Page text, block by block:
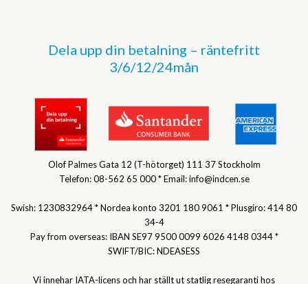
Dela upp din betalning – räntefritt
3/6/12/24mån
Olof Palmes Gata 12 (T-hötorget) 111 37 Stockholm
Telefon: 08-562 65 000 * Email: info@indcen.se
Swish: 1230832964 * Nordea konto 3201 180 9061 * Plusgiro: 414 80
34-4
Pay from overseas: IBAN SE97 9500 0099 6026 4148 0344 *
SWIFT/BIC: NDEASESS
Vi innehar IATA-licens och har ställt ut statlig resegaranti hos